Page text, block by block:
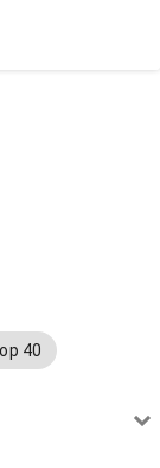
40